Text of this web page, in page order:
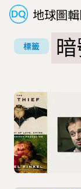
地球圖
標籤